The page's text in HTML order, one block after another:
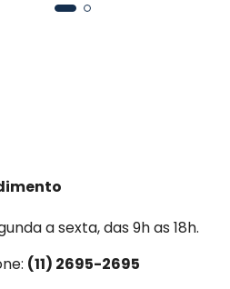
a sexta, das 9h as 18h.
(11) 2695-2695